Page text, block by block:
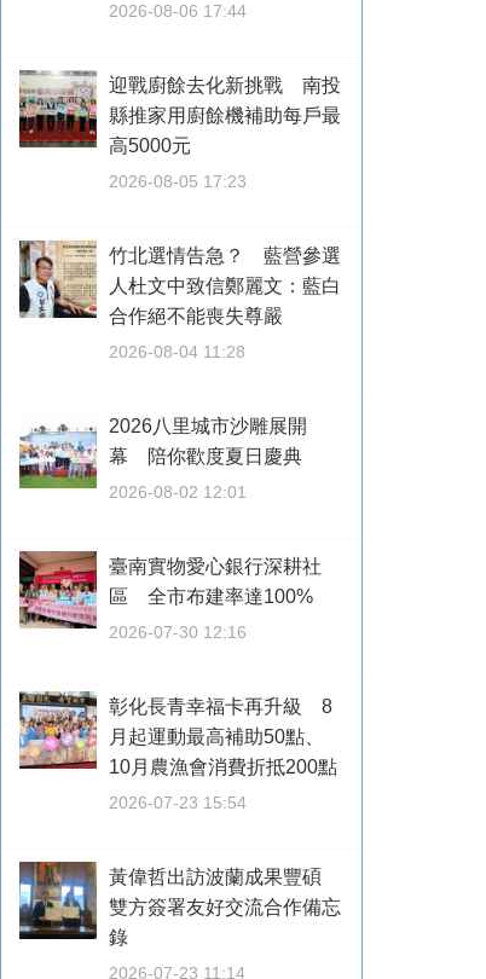
2026-08-06 17:44
迎戰廚餘去化新挑戰 南投
縣推家用廚餘機補助每戶最
高5000元
2026-08-05 17:23
竹北選情告急？ 藍營參選
人杜文中致信鄭麗文：藍白
合作絕不能喪失尊嚴
2026-08-04 11:28
2026八里城市沙雕展開
幕 陪你歡度夏日慶典
2026-08-02 12:01
臺南實物愛心銀行深耕社
區 全市布建率達100%
2026-07-30 12:16
彰化長青幸福卡再升級 8
月起運動最高補助50點、
10月農漁會消費折抵200點
2026-07-23 15:54
黃偉哲出訪波蘭成果豐碩
雙方簽署友好交流合作備忘
錄
2026-07-23 11:14